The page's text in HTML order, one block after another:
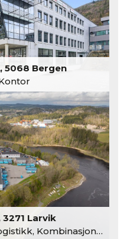
5068 Bergen
3271 Larvik
Kombinasjonslokaler